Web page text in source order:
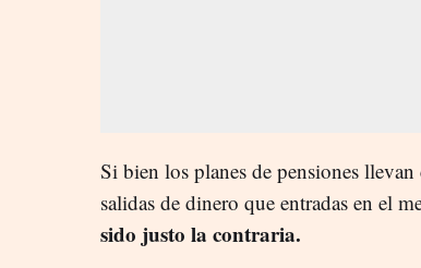
Si bien los planes de pensiones
salidas de dinero que entradas en el
sido justo la contraria.